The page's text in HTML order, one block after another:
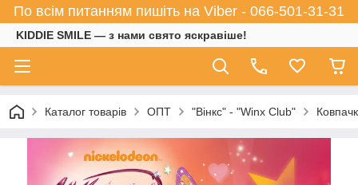
По всім питанням пишіть на Viber - 066-501-31-31
KIDDIE SMILE — з нами свято яскравіше!
Каталог товарів ОПТ "Вінкс" - "Winx Club"